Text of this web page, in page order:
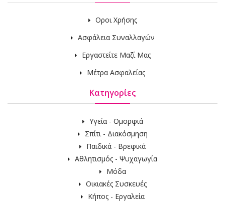
Οροι Χρήσης
Ασφάλεια Συναλλαγών
Εργαστείτε Μαζί Μας
Μέτρα Ασφαλείας
Κατηγορίες
Υγεία - Ομορφιά
Σπίτι - Διακόσμηση
Παιδικά - Βρεφικά
Αθλητισμός - Ψυχαγωγία
Μόδα
Οικιακές Συσκευές
Κήπος - Εργαλεία